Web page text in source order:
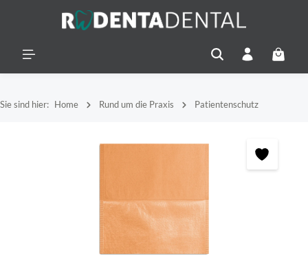
Sie sind hier: Home Rund um die Praxis Patientenschutz